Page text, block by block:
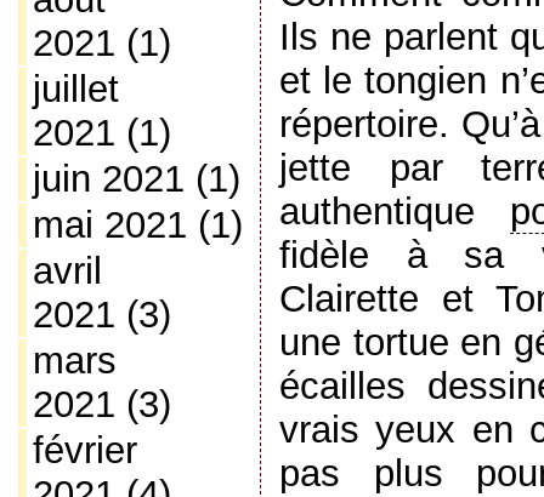
2021 (1)
juillet
2021 (1)
juin 2021 (1)
mai 2021 (1)
avril
2021 (3)
mars
2021 (3)
février
Ils ne parlent
et le tongien
répertoire.
jette par
authentique
fidèle à sa
Clairette et
une tortue en
écailles
vrais yeux en
pas plus